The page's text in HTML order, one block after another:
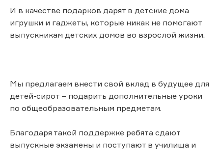
И в качестве подарков дарят в детские дома
игрушки и гаджеты, которые никак не помогают
выпускникам детских домов во взрослой жизни.
Мы предлагаем внести свой вклад в будущее для
детей-сирот – подарить дополнительные уроки
по общеобразовательным предметам.
Благодаря такой поддержке ребята сдают
выпускные экзамены и поступают в училища и